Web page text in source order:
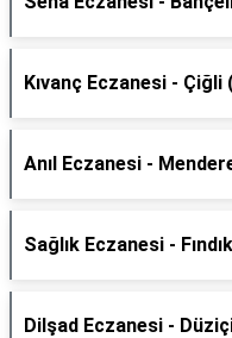
Kıvanç Eczanesi - Çiğli
Anıl Eczanesi -
Sağlık Eczanesi -
Dilşad Eczanesi -